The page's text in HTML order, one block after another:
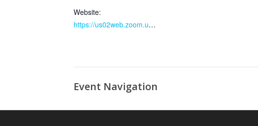
Website:
https://us02web.zoom.us/meeting/register/tZwrceqrqz8qGNXHSPgKKbnzloG_0Gf4Yb2w
Event Navigation